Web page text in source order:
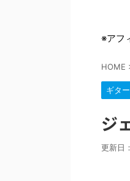
※アフ
HOME
ギタ
ジ
更新日：